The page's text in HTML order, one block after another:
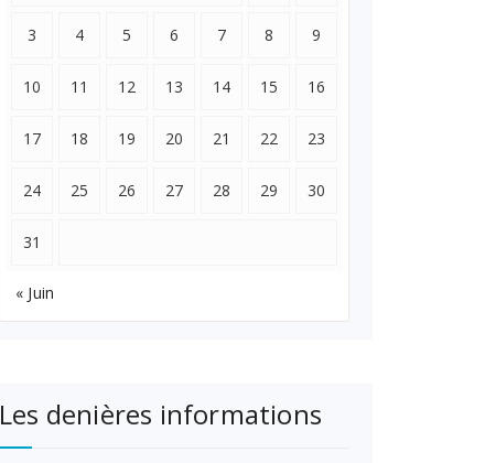
3 4 5 6 7 8 9
10 11 12 13 14 15 16
17 18 19 20 21 22 23
24 25 26 27 28 29 30
31
« Juin
Les denières informations